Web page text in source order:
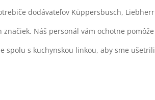
dodávateľov Küppersbusch,
Náš personál vám ochotne
spolu s kuchynskou linkou, aby sme